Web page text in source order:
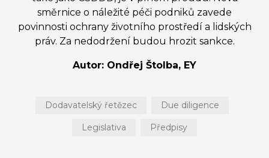
směrnice o náležité péči podniků zavede
povinnosti ochrany životního prostředí a lidských
práv. Za nedodržení budou hrozit sankce.
Autor: Ondřej Štolba, EY
Dodavatelský řetězec Due diligence
Legislativa Předpisy